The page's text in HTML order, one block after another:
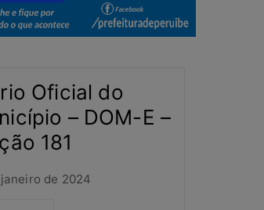
Oficial do
– DOM-E –
181
de 2024